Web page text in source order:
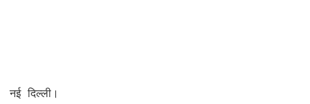
नई दिल्ली।